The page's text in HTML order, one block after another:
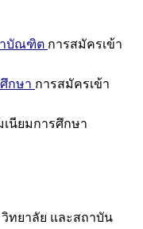
าบัณฑิต การสมัครเข้า
กษา การสมัครเข้า
เนียมการศึกษา
ทยาลัย และสถาบัน